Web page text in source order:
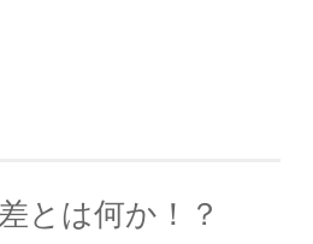
とは何か！？